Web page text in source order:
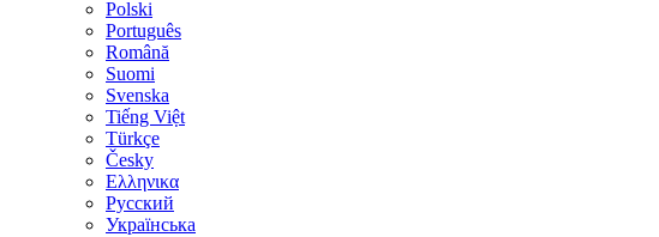
Polski
Português
Română
Suomi
Svenska
Tiếng Việt
Türkçe
Česky
Ελληνικα
Русский
Українська